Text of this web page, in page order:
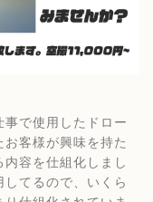
で使用したドロー
客様が興味を持た
容を仕組化しまし
てるので、いくら